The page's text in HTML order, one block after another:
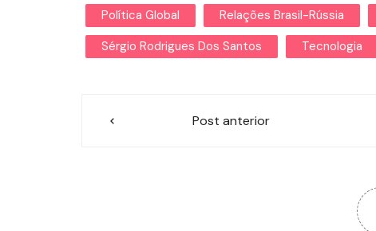
Política Global
Relações Brasil-Rússia
Sérgio Rodrigues Dos Santos
Tecnologia
NavegaçãoPost anterior